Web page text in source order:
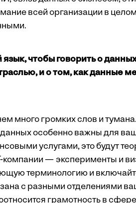
всей организации в
чтобы говорить о
и о том, как данные
много громких слов и
особенно важны для
услугами, это будут
— эксперименты и
терминологию и
с разными отделениями
грамотность в